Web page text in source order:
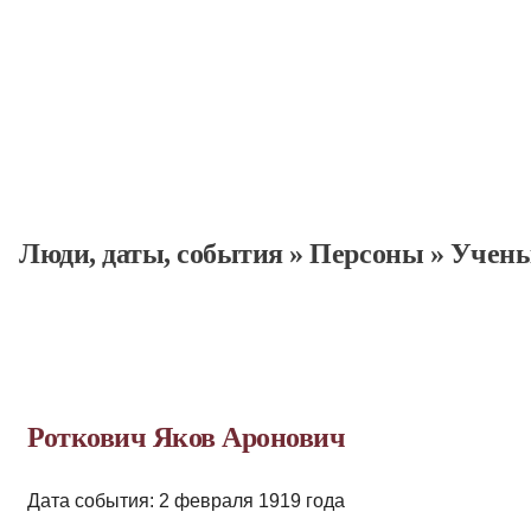
Люди, даты, cобытия»Персоны »
Роткович Яков Аронович
Дата события: 2 февраля 1919 года